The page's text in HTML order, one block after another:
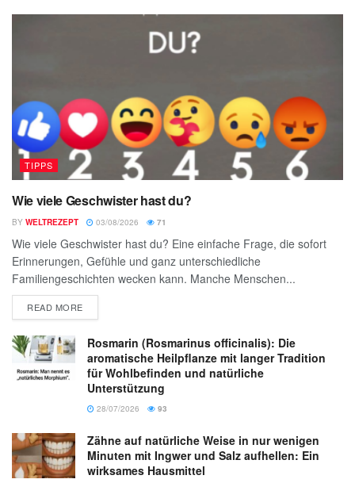
TIPPS
Wie viele Geschwister hast du?
BY WELTREZEPT 03/08/2026 71
Wie viele Geschwister hast du? Eine einfache Frage, die sofort
Erinnerungen, Gefühle und ganz unterschiedliche
Familiengeschichten wecken kann. Manche Menschen...
READ MORE
Rosmarin (Rosmarinus officinalis): Die
aromatische Heilpflanze mit langer Tradition
für Wohlbefinden und natürliche
Unterstützung
28/07/2026 93
Zähne auf natürliche Weise in nur wenigen
Minuten mit Ingwer und Salz aufhellen: Ein
wirksames Hausmittel